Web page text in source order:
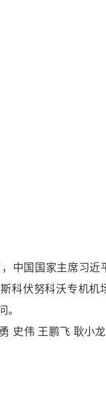
中国国家主席习近
科伏努科沃专机机
。
史伟 王鹏飞 耿小